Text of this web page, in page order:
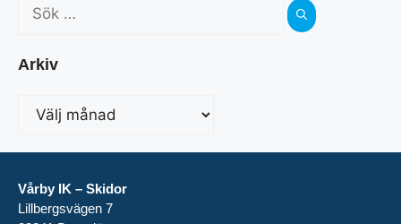
Arkiv
Vårby IK – Skidor
Lillbergsvägen 7